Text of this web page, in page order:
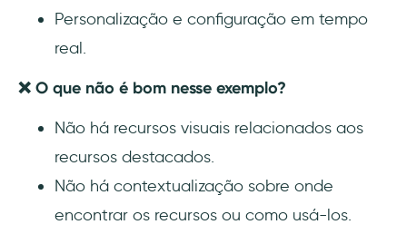
Personalização e configuração em tempo
real.
❌ O que não é bom nesse exemplo?
Não há recursos visuais relacionados aos
recursos destacados.
Não há contextualização sobre onde
encontrar os recursos ou como usá-los.